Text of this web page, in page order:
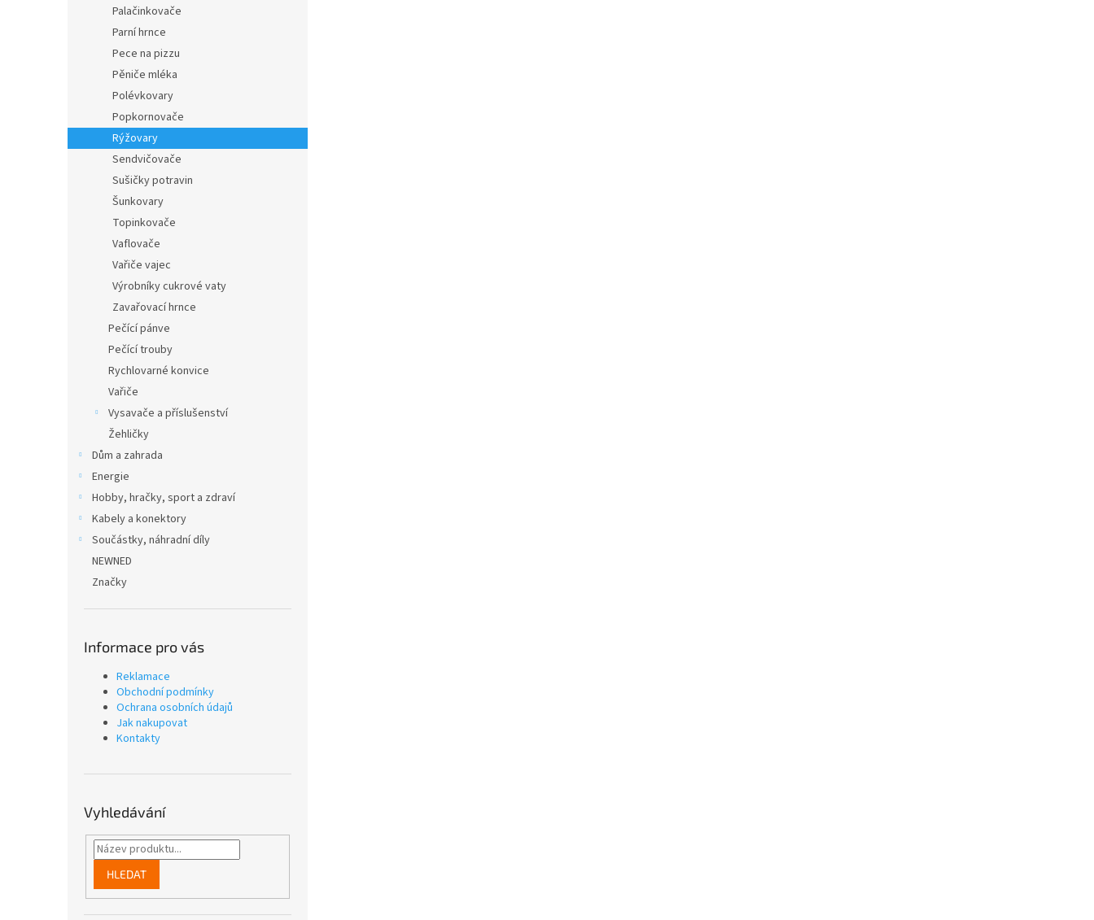
Palačinkovače
Parní hrnce
Pece na pizzu
Pěniče mléka
Polévkovary
Popkornovače
Rýžovary
Sendvičovače
Sušičky potravin
Šunkovary
Topinkovače
Vaflovače
Vařiče vajec
Výrobníky cukrové vaty
Zavařovací hrnce
Pečící pánve
Pečící trouby
Rychlovarné konvice
Vařiče
Vysavače a příslušenství
Žehličky
Dům a zahrada
Energie
Hobby, hračky, sport a zdraví
Kabely a konektory
Součástky, náhradní díly
NEWNED
Značky
Informace pro vás
Reklamace
Obchodní podmínky
Ochrana osobních údajů
Jak nakupovat
Kontakty
Vyhledávání
HLEDAT